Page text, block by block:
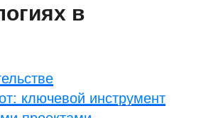
в
ключевой инструмент